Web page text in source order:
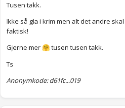
Tusen takk.
Ikke så gla i krim men alt det andre
faktisk!
Gjerne mer 🤗 tusen tusen takk.
Ts
Anonymkode: d61fc...019